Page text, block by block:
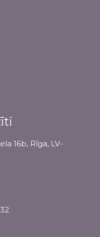
16b, Rīga, LV-